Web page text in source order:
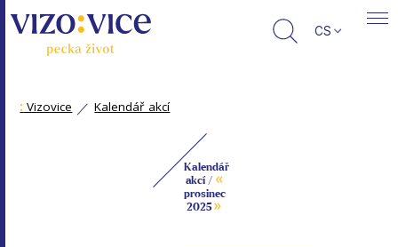
CS
: Vizovice Kalendář akcí
Kalendář
akcí / «
prosinec
2025»